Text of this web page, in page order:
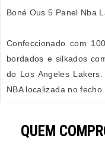
Boné Ous 5 Panel Nba
Confeccionado com
bordados e silkados
do Los Angeles
NBA localizada no fecho.
QUEM